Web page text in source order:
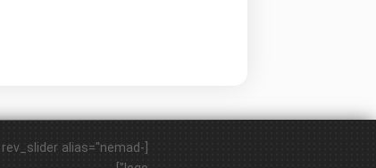
[rev_slider alias="nemad-